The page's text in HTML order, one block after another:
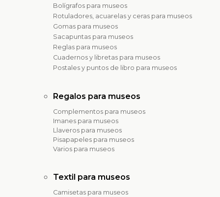
Bolígrafos para museos
Rotuladores, acuarelas y ceras para museos
Gomas para museos
Sacapuntas para museos
Reglas para museos
Cuadernos y libretas para museos
Postales y puntos de libro para museos
Regalos para museos
Complementos para museos
Imanes para museos
Llaveros para museos
Pisapapeles para museos
Varios para museos
Textil para museos
Camisetas para museos